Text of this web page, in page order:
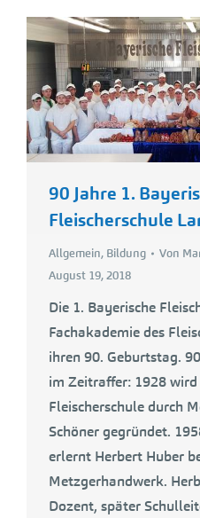
90 Jahre 1.
Fleischerschule
Allgemein, Bildung Von
August 19, 2018
Die 1. Bayerische
Fachakademie des
ihren 90. Geburtstag.
im Zeitraffer: 1928
Fleischerschule durch
Schöner gegründet.
erlernt Herbert Huber
Metzgerhandwerk.
Dozent, später